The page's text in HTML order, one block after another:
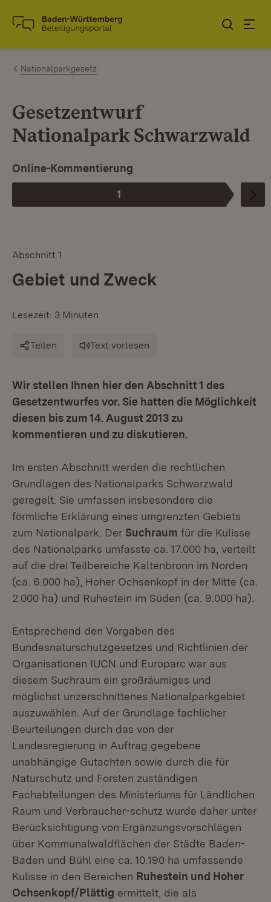
Zum Inhalt springen
Link zur Startseite
Nationalparkgesetz
Gesetzentwurf
Nationalpark Schwarzwald
Phase
1
:
Online-Kommentierung
Abschnitt 1
Gebiet und Zweck
Lesezeit: 3 Minuten
Teilen Text vorlesen
Wir stellen Ihnen hier den Abschnitt 1 des
Gesetzentwurfes vor. Sie hatten die Möglichkeit
diesen bis zum 14. August 2013 zu
kommentieren und zu diskutieren.
Im ersten Abschnitt werden die rechtlichen
Grundlagen des Nationalparks Schwarzwald
geregelt. Sie umfassen insbesondere die
förmliche Erklärung eines umgrenzten Gebiets
zum Nationalpark. Der Suchraum für die Kulisse
des Nationalparks umfasste ca. 17.000 ha, verteilt
auf die drei Teilbereiche Kaltenbronn im Norden
(ca. 6.000 ha), Hoher Ochsenkopf in der Mitte (ca.
2.000 ha) und Ruhestein im Süden (ca. 9.000 ha).
Entsprechend den Vorgaben des
Bundesnaturschutzgesetzes und Richtlinien der
Organisationen IUCN und Europarc war aus
diesem Suchraum ein großräumiges und
möglichst unzerschnittenes Nationalparkgebiet
auszuwählen. Auf der Grundlage fachlicher
Beurteilungen durch das von der
Landesregierung in Auftrag gegebene
unabhängige Gutachten sowie durch die für
Naturschutz und Forsten zuständigen
Fachabteilungen des Ministeriums für Ländlichen
Raum und Verbraucher-schutz wurde daher unter
Berücksichtigung von Ergänzungsvorschlägen
über Kommunalwaldflächen der Städte Baden-
Baden und Bühl eine ca. 10.190 ha umfassende
Kulisse in den Bereichen Ruhestein und Hoher
Ochsenkopf/Plättig ermittelt, die als